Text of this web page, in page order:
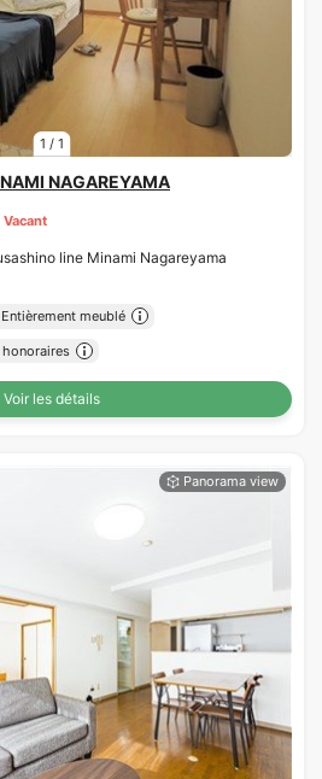
1 / 1
NAGAREYAMA
Vacant
line Minami Nagareyama
Entièrement meublé
honoraires
Voir les détails